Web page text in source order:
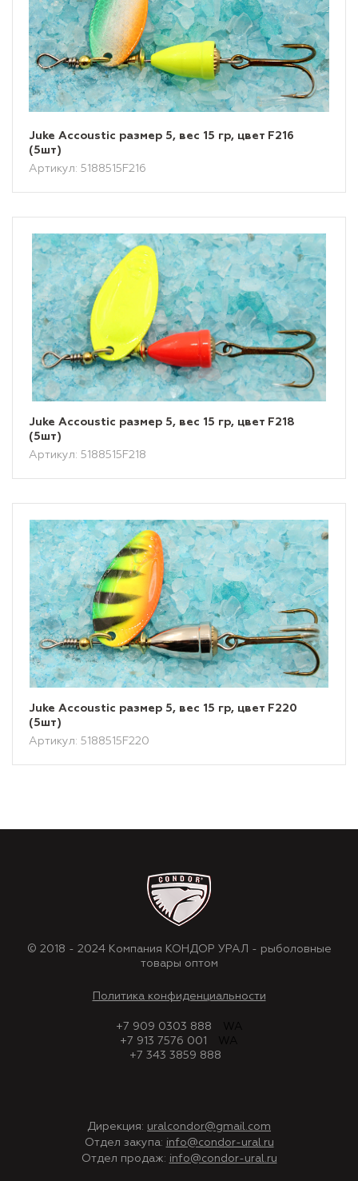
Juke Accoustic размер 5, вес 15 гр, цвет F216
(5шт)
Артикул: 5188515F216
Juke Accoustic размер 5, вес 15 гр, цвет F218
(5шт)
Артикул: 5188515F218
Juke Accoustic размер 5, вес 15 гр, цвет F220
(5шт)
Артикул: 5188515F220
© 2018 - 2024 Компания КОНДОР УРАЛ - рыболовные
товары оптом
Политика конфиденциальности
+7 909 0303 888
WA
+7 913 7576 001
WA
+7 343 3859 888
Дирекция: uralcondor@gmail.com
Отдел закупа: info@condor-ural.ru
Отдел продаж: info@condor-ural.ru